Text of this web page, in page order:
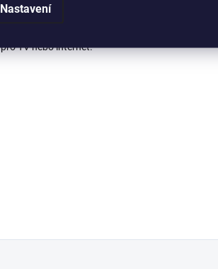
Nastavení
jednoduše demontovat horní pohledovou část
Zcela tak odpadá příprava na malováni a
– v liště je možno vest nejrůznější kabely,
TV nebo internet.